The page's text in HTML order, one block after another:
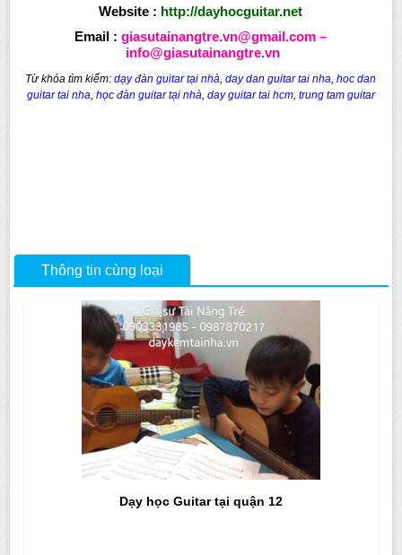
Website : http://dayhocguitar.net
Email : giasutainangtre.vn@gmail.com –
info@giasutainangtre.vn
Từ khóa tìm kiếm:dạy đàn guitar tại nhà,day dan guitar tai nha,hoc dan
guitar tai nha, học đàn guitar tại nhà, day guitar tai hcm, trung tam guitar
Thông tin cùng loại
Dạy học Guitar tại quận 12